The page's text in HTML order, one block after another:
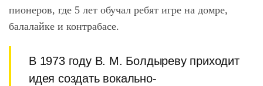
пионеров, где 5 лет обучал ребят игре на домре,
балалайке и контрабасе.
В 1973 году В. М. Болдыреву приходит
идея создать вокально-